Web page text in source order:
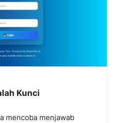
Kunci
mencoba menjawab